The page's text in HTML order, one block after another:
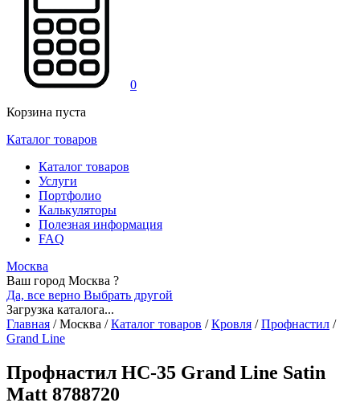
0
Корзина пуста
Каталог товаров
Каталог товаров
Услуги
Портфолио
Калькуляторы
Полезная информация
FAQ
Москва
Ваш город Москва ?
Да, все верно Выбрать другой
Загрузка каталога...
Главная /Москва / Каталог товаров / Кровля / Профнастил /
Grand Line
Профнастил НС-35 Grand Line Satin
Matt 8788720